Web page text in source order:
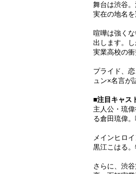
舞台は渋谷
実在の地名を
喧嘩は強く
出します。
実業高校の衝
プライド、
ュン×名言が
■注目キャス
主人公・琉
る倉田琉偉
メインヒロ
黒江こはる
さらに、渋